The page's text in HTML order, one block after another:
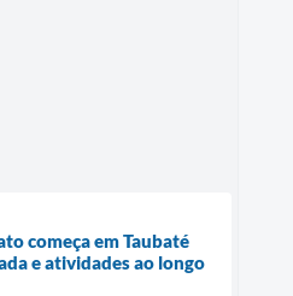
começa em Taubaté
e atividades ao longo